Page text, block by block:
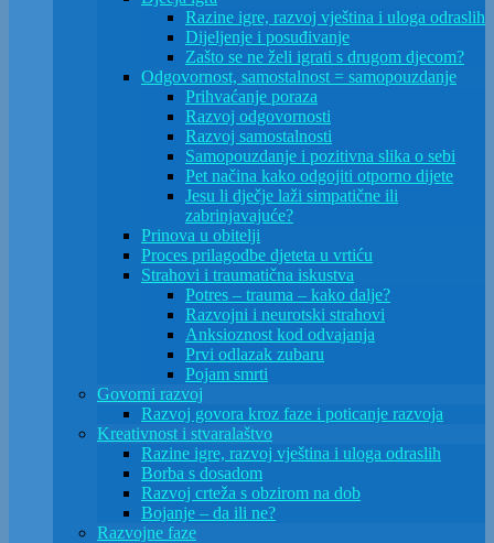
Razine igre, razvoj vještina i uloga odraslih
Dijeljenje i posuđivanje
Zašto se ne želi igrati s drugom djecom?
Odgovornost, samostalnost = samopouzdanje
Prihvaćanje poraza
Razvoj odgovornosti
Razvoj samostalnosti
Samopouzdanje i pozitivna slika o sebi
Pet načina kako odgojiti otporno dijete
Jesu li dječje laži simpatične ili
zabrinjavajuće?
Prinova u obitelji
Proces prilagodbe djeteta u vrtiću
Strahovi i traumatična iskustva
Potres – trauma – kako dalje?
Razvojni i neurotski strahovi
Anksioznost kod odvajanja
Prvi odlazak zubaru
Pojam smrti
Govorni razvoj
Razvoj govora kroz faze i poticanje razvoja
Kreativnost i stvaralaštvo
Razine igre, razvoj vještina i uloga odraslih
Borba s dosadom
Razvoj crteža s obzirom na dob
Bojanje – da ili ne?
Razvojne faze